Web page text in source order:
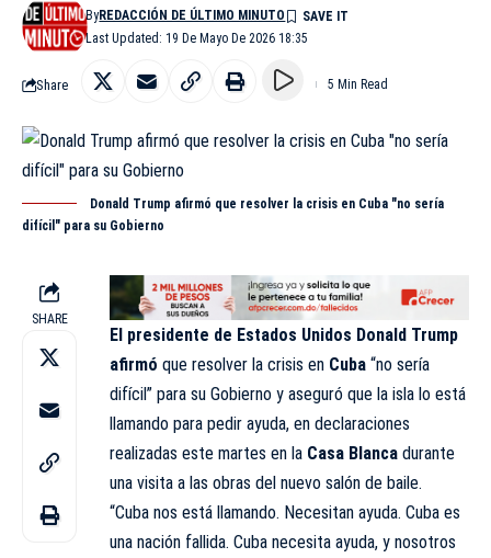
Last Updated: 19 De Mayo De 2026 18:35
ByREDACCIÓN DE ÚLTIMO MINUTO
Share 5 Min Read
Donald Trump afirmó que resolver la crisis en Cuba "no sería
difícil" para su Gobierno
SHARE
El presidente de Estados Unidos Donald Trump
afirmó que resolver la crisis en Cuba “no sería
difícil” para su Gobierno y aseguró que la isla lo está
llamando para pedir ayuda, en declaraciones
realizadas este martes en la Casa Blanca durante
una visita a las obras del nuevo salón de baile.
“Cuba nos está llamando. Necesitan ayuda. Cuba es
una nación fallida. Cuba necesita ayuda, y nosotros